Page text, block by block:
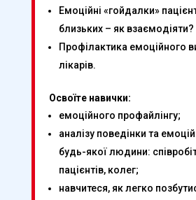
Емоційні «гойдалки»
близьких – як взаємодіяти?
Профілактика емоційного
лікарів.
Освоїте навички:
емоційного профайлінгу;
аналізу поведінки та
будь-якої людини:
пацієнтів, колег;
навчитеся, як легко